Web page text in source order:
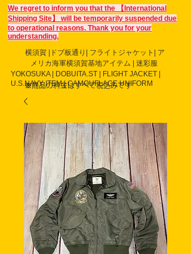
We regret to inform you that the 【International
Shipping Site】 will be temporarily suspended due
to operational reasons. Thank you for your
understanding.
横須賀 |ドブ板通り| フライト ジャケット| ア
メリカ海軍横須賀基地アイテム | 迷彩服
YOKOSUKA | DOBUITA.ST | FLIGHT JACKET |
U.S.NAVY ITEM | CAMOUFLAGE UNIFORM
※商品の料金はすべて税込みです